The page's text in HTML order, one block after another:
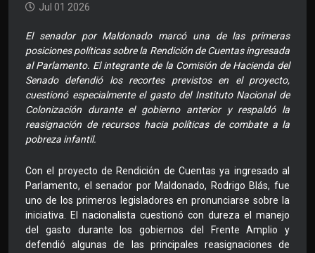
Jul 01 2026
El senador por Maldonado marcó una de las primeras
posiciones políticas sobre la Rendición de Cuentas ingresada
al Parlamento. El integrante de la Comisión de Hacienda del
Senado defendió los recortes previstos en el proyecto,
cuestionó especialmente el gasto del Instituto Nacional de
Colonización durante el gobierno anterior y respaldó la
reasignación de recursos hacia políticas de combate a la
pobreza infantil.
Con el proyecto de Rendición de Cuentas ya ingresado al
Parlamento, el senador por Maldonado, Rodrigo Blás, fue
uno de los primeros legisladores en pronunciarse sobre la
iniciativa. El nacionalista cuestionó con dureza el manejo
del gasto durante los gobiernos del Frente Amplio y
defendió algunas de las principales reasignaciones de